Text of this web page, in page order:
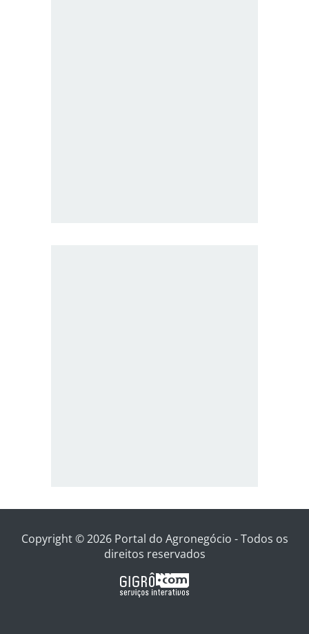
Copyright © 2026 Portal do Agronegócio - Todos os
direitos reservados